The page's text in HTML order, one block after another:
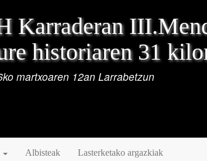
Karraderan
historiaren 31
martxoaren 12an Larrabetzun
Albisteak Lasterketako argazkiak